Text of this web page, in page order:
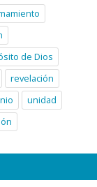
de Dios
revelación
unidad